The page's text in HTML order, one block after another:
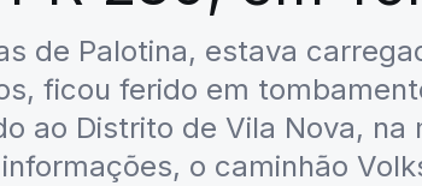
de Palotina, estava
ficou ferido em
ao Distrito de Vila Nova,
o caminhão